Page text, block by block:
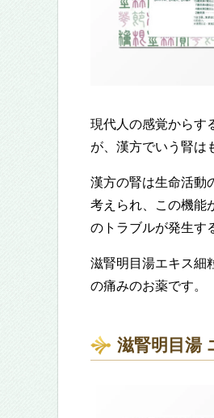
現代人の感覚からす
が、漢方でいう腎は
漢方の腎は生命活動
考えられ、この機能
のトラブルが発生す
滋腎明目湯エキス細
の痛みのお薬です。
滋腎明目湯